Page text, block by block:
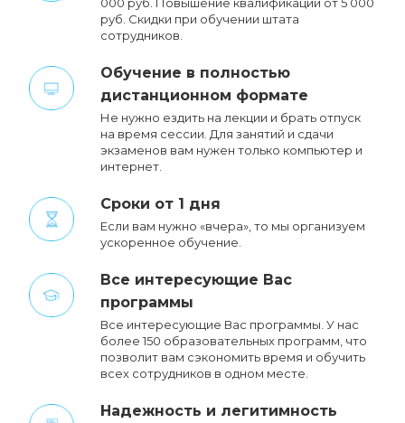
000 руб. Повышение квалификации от 5 000
руб. Cкидки при обучении штата
сотрудников.
Обучение в полностью
дистанционном формате
Не нужно ездить на лекции и брать отпуск
на время сессии. Для занятий и сдачи
экзаменов вам нужен только компьютер и
интернет.
Сроки от 1 дня
Если вам нужно «вчера», то мы организуем
ускоренное обучение.
Все интересующие Вас
программы
Все интересующие Вас программы. У нас
более 150 образовательных программ, что
позволит вам сэкономить время и обучить
всех сотрудников в одном месте.
Надежность и легитимность